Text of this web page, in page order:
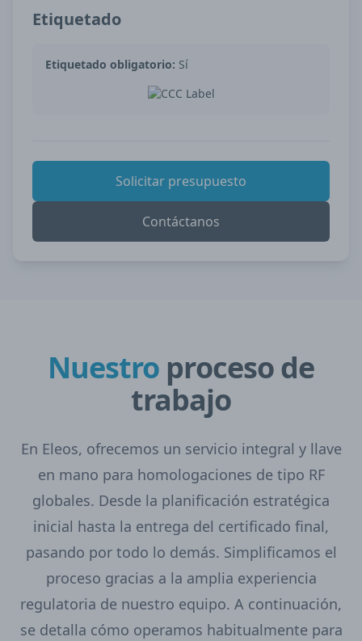
Etiquetado
Etiquetado obligatorio: Sí
Solicitar presupuesto
Contáctanos
Nuestro proceso de
trabajo
En Eleos, ofrecemos un servicio integral y llave
en mano para homologaciones de tipo RF
globales. Desde la planificación estratégica
inicial hasta la entrega del certificado final,
pasando por todo lo demás. Simplificamos el
proceso gracias a la amplia experiencia
regulatoria de nuestro equipo. A continuación,
se detalla cómo operamos habitualmente para